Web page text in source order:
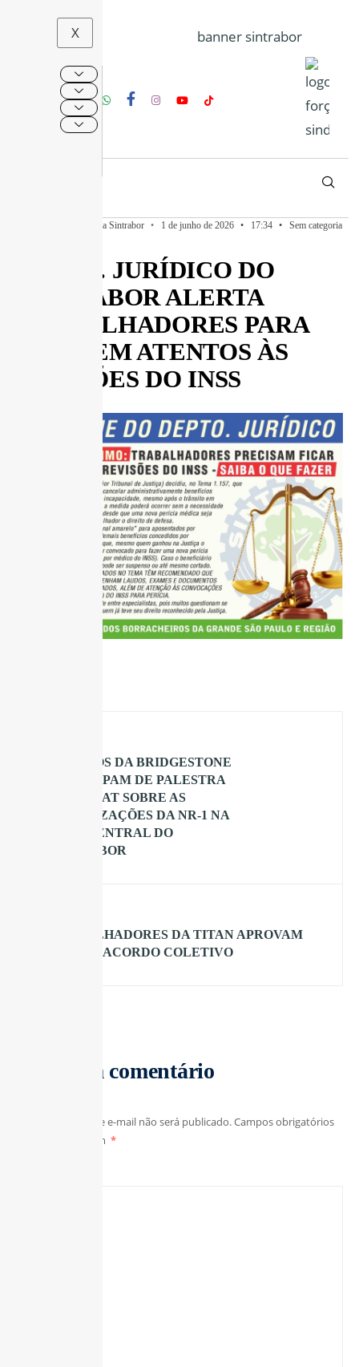
X
Imprensa Sintrabor • 1 de junho de 2026 • 17:34 • Sem categoria
DEPTO. JURÍDICO DO
SINTRABOR ALERTA
TRABALHADORES PARA
FICAREM ATENTOS ÀS
REVISÕES DO INSS
CIPEIROS DA BRIDGESTONE
PARTICIPAM DE PALESTRA
DO DIESAT SOBRE AS
ATUALIZAÇÕES DA NR-1 NA
SEDE CENTRAL DO
SINTRABOR
TRABALHADORES DA TITAN APROVAM
O NOVO ACORDO COLETIVO
Deixe um comentário
O seu endereço de e-mail não será publicado.Campos obrigatórios
são marcados com *